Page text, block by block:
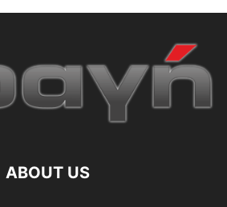
ABOUT US